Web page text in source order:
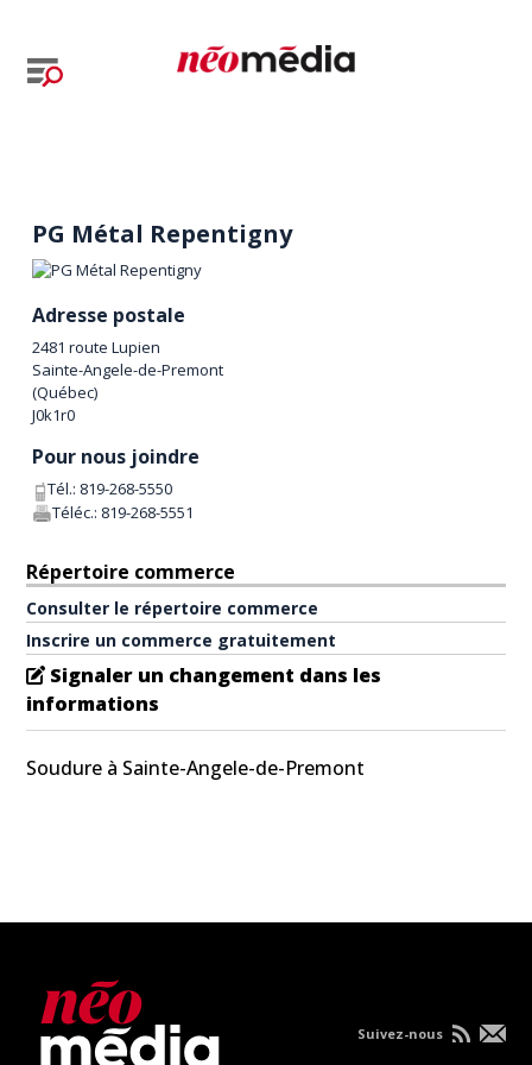
PG Métal Repentigny
Adresse postale
2481 route Lupien
Sainte-Angele-de-Premont
(Québec)
J0k1r0
Pour nous joindre
Tél.: 819-268-5550
Téléc.: 819-268-5551
Répertoire commerce
Consulter le répertoire commerce
Inscrire un commerce gratuitement
Signaler un changement dans les
informations
Soudure à Sainte-Angele-de-Premont
Suivez-nous